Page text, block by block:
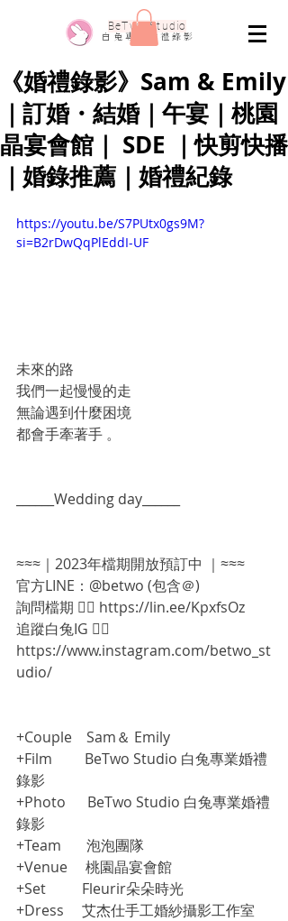
​BeTwo Studio
​白 兔 專 業 婚 禮 錄 影
《婚禮錄影》Sam & Emily
｜訂婚・結婚｜午宴｜桃園
晶宴會館｜ SDE ｜快剪快播
｜婚錄推薦｜婚禮紀錄
https://youtu.be/S7PUtx0gs9M?
si=B2rDwQqPlEddI-UF
未來的路
我們一起慢慢的走
無論遇到什麼困境
都會手牽著手 。
______Wedding day______
≈≈≈｜2023年檔期開放預訂中 ｜≈≈≈
官方LINE：@betwo (包含＠)
詢問檔期 👉🏻 https://lin.ee/KpxfsOz
追蹤白兔IG 👉🏻
https://www.instagram.com/betwo_st
udio/
+Couple    Sam＆ Emily
+Film         BeTwo Studio 白兔專業婚禮
錄影
+Photo      BeTwo Studio 白兔專業婚禮
錄影
+Team       泡泡團隊
+Venue     桃園晶宴會館
+Set          Fleurir朵朵時光
+Dress     艾杰仕手工婚紗攝影工作室